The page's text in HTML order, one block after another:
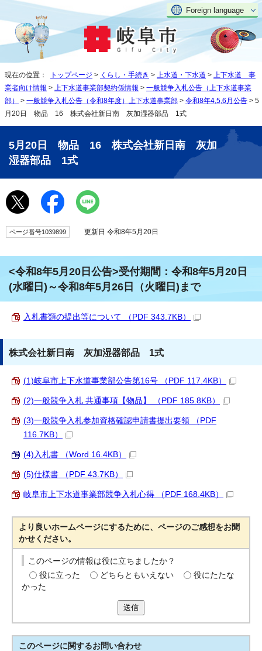
Foreign language
現在の位置： トップページ > くらし・手続き > 上水道・下水道 >
上下水道 事
業者向け情報 > 上下水道事業部契約係情報 > 一般競争入札公告（上下水道事業
部）
> 一般競争入札公告（令和8年度）上下水道事業部 > 令和8年4,5,6月公告 > 5
月20日 物品 16 株式会社新日南 灰加湿器部品 1式
5月20日 物品 16 株式会社新日南 灰加
湿器部品 1式
ページ番号1039899 更新日 令和8年5月20日
<令和8年5月20日公告>受付期間：令和8年5月20日
(水曜日)～令和8年5月26日（火曜日)まで
入札書類の提出等について （PDF 343.7KB）
株式会社新日南 灰加湿器部品 1式
(1)岐阜市上下水道事業部公告第16号 （PDF 117.4KB）
(2)一般競争入札 共通事項【物品】 （PDF 185.8KB）
(3)一般競争入札参加資格確認申請書提出要領 （PDF
116.7KB）
(4)入札書 （Word 16.4KB）
(5)仕様書 （PDF 43.7KB）
岐阜市上下水道事業部競争入札心得 （PDF 168.4KB）
より良いホームページにするために、ページのご感想をお聞
かせください。
このページの情報は役に立ちましたか？
役に立った
どちらともいえない
役にたたな
かった
送信
このページに関するお問い合わせ